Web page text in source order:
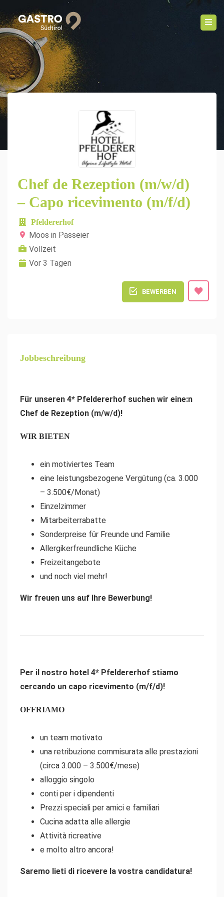
Chef de Rezeption (m/w/d)
– Capo ricevimento (m/f/d)
Pfeldererhof
Moos in Passeier
Vollzeit
Vor 3 Tagen
BEWERBEN
Jobbeschreibung
Für unseren 4* Pfeldererhof suchen wir eine:n
Chef de Rezeption (m/w/d)!
WIR BIETEN
ein motiviertes Team
eine leistungsbezogene Vergütung (ca. 3.000
– 3.500€/Monat)
Einzelzimmer
Mitarbeiterrabatte
Sonderpreise für Freunde und Familie
Allergikerfreundliche Küche
Freizeitangebote
und noch viel mehr!
Wir freuen uns auf Ihre Bewerbung!
Per il nostro hotel 4* Pfeldererhof stiamo
cercando un capo ricevimento (m/f/d)!
OFFRIAMO
un team motivato
una retribuzione commisurata alle prestazioni
(circa 3.000 – 3.500€/mese)
alloggio singolo
conti per i dipendenti
Prezzi speciali per amici e familiari
Cucina adatta alle allergie
Attività ricreative
e molto altro ancora!
Saremo lieti di ricevere la vostra candidatura!